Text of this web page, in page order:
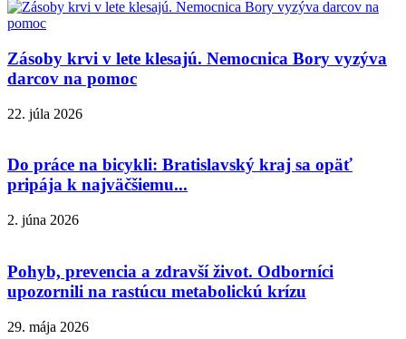
Zásoby krvi v lete klesajú. Nemocnica Bory vyzýva
darcov na pomoc
22. júla 2026
Do práce na bicykli: Bratislavský kraj sa opäť
pripája k najväčšiemu...
2. júna 2026
Pohyb, prevencia a zdravší život. Odborníci
upozornili na rastúcu metabolickú krízu
29. mája 2026